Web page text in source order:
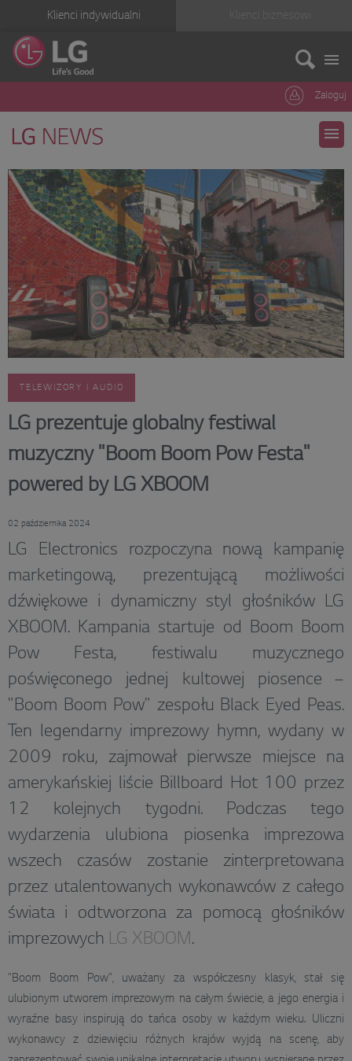
Klienci indywidualni
Zaloguj
TELEWIZORY I AUDIO
LG prezentuje globalny festiwal
muzyczny "Boom Boom Pow Festa"
powered by LG XBOOM
02 października 2024
LG Electronics rozpoczyna nową kampanię
marketingową, prezentującą możliwości
dźwiękowe i dynamiczny styl głośników LG
XBOOM. Kampania startuje od Boom Boom
Pow Festa, festiwalu muzycznego
poświęconego jednej kultowej piosence –
"Boom Boom Pow" zespołu Black Eyed Peas.
Ten legendarny imprezowy hymn, wydany w
2009 roku, zajmował pierwsze miejsce na
amerykańskiej liście Billboard Hot 100 przez
12 kolejnych tygodni. Podczas tego
wydarzenia ulubiona piosenka imprezowa
wszech czasów zostanie zinterpretowana
przez utalentowanych wykonawców z całego
świata i odtworzona za pomocą głośników
imprezowych LG XBOOM.
"Boom Boom Pow", uważany za współczesny klasyk, stał się
ulubionym utworem imprezowym na całym świecie, a jego energia i
wyraźne basy inspirują do tańca osoby w każdym wieku. Uliczni
wykonawcy z dziewięciu różnych krajów wyjdą na scenę, aby